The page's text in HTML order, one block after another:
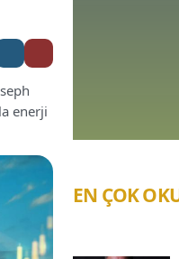
enerji
EN ÇOK